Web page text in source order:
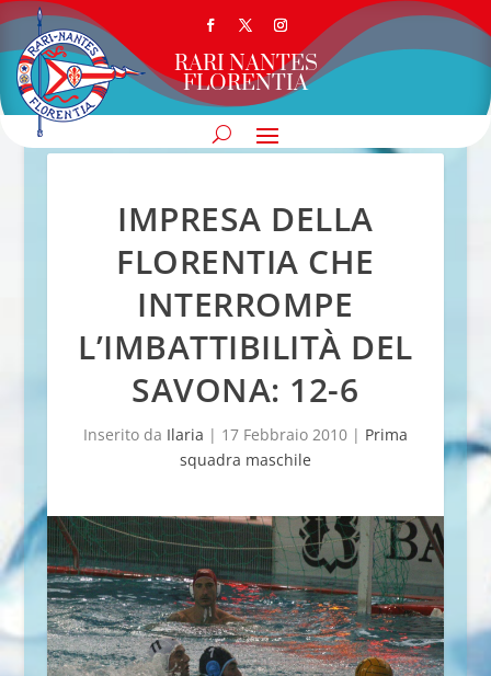
RARI NANTES
FLORENTIA
IMPRESA DELLA
FLORENTIA CHE
INTERROMPE
L’IMBATTIBILITÀ DEL
SAVONA: 12-6
Inserito da Ilaria | 17 Febbraio 2010| Prima
squadra maschile